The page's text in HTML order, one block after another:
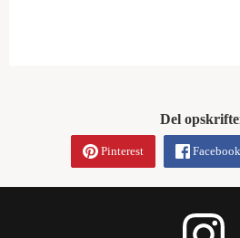
Del
Pinterest Facebook